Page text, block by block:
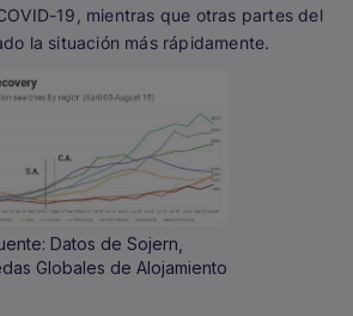
19, mientras que otras partes del
la situación más rápidamente.
Datos de Sojern,
Globales de Alojamiento